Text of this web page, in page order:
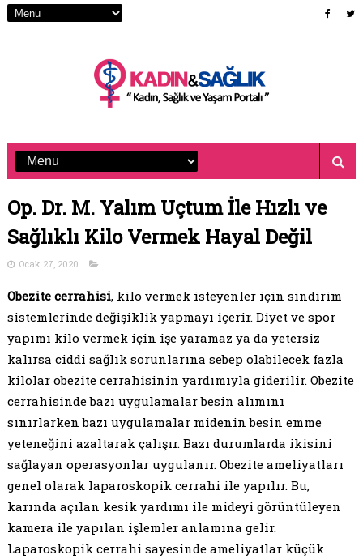
Op. Dr. M. Yalım Uçtum İle Hızlı ve
Sağlıklı Kilo Vermek Hayal Değil
Ocak 27, 2020
Obezite cerrahisi, kilo vermek isteyenler için sindirim
sistemlerinde değişiklik yapmayı içerir. Diyet ve spor
yapımı kilo vermek için işe yaramaz ya da yetersiz
kalırsa ciddi sağlık sorunlarına sebep olabilecek fazla
kilolar obezite cerrahisinin yardımıyla giderilir. Obezite
cerrahisinde bazı uygulamalar besin alımını
sınırlarken bazı uygulamalar midenin besin emme
yeteneğini azaltarak çalışır. Bazı durumlarda ikisini
sağlayan operasyonlar uygulanır. Obezite ameliyatları
genel olarak laparoskopik cerrahi ile yapılır. Bu,
karında açılan kesik yardımı ile mideyi görüntüleyen
kamera ile yapılan işlemler anlamına gelir.
Laparoskopik cerrahi sayesinde ameliyatlar küçük